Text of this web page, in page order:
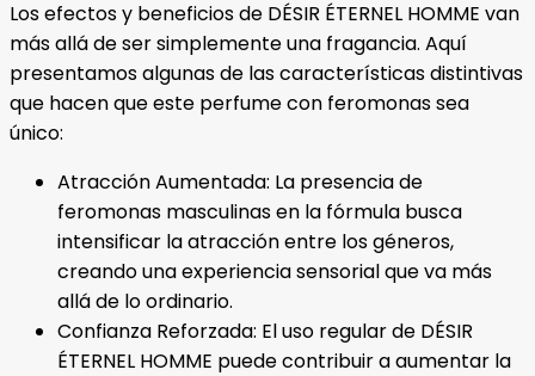
Los efectos y beneficios de DÉSIR ÉTERNEL HOMME van
más allá de ser simplemente una fragancia. Aquí
presentamos algunas de las características distintivas
que hacen que este perfume con feromonas sea
único:
Atracción Aumentada: La presencia de
feromonas masculinas en la fórmula busca
intensificar la atracción entre los géneros,
creando una experiencia sensorial que va más
allá de lo ordinario.
Confianza Reforzada: El uso regular de DÉSIR
ÉTERNEL HOMME puede contribuir a aumentar la